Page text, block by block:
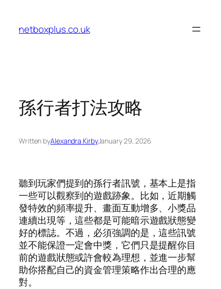
content
netboxplus.co.uk
孫行者打法攻略
Written byAlexandra KirbyJanuary 29, 2026
聽到玩家們提到的孫行者訊號，基本上是指
一些可以觀察到的遊戲跡象。比如，近期觸
發特效的頻率提升、畫面互動增多、小獎品
連續出現等，這些都是可能暗示遊戲狀態變
好的標誌。不過，必須強調的是，這些訊號
並不能保證一定會中獎，它們只是提醒你目
前的遊戲狀態或許會較為理想，並進一步幫
助你搭配自己的資金管理策略作出合理的應
對。